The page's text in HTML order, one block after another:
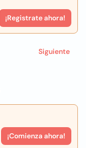
¡Comienza ahora!
¡Registrate ahora!
Siguiente